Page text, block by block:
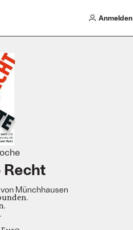
Anmelden
Recht
Münchhausen